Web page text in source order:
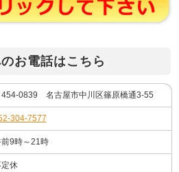
お電話はこちら
454-0839 名古屋市中川区篠原橋通3-55
304-7577
9時～21時
休